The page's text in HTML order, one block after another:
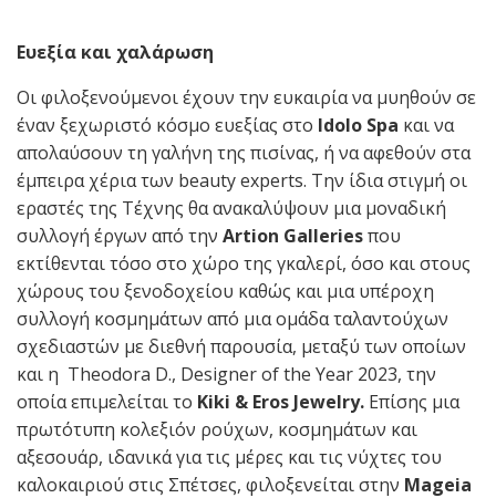
Ευεξία και χαλάρωση
Οι φιλοξενούμενοι έχουν την ευκαιρία να μυηθούν σε
έναν ξεχωριστό κόσμο ευεξίας στο Idolo Spa και να
απολαύσουν τη γαλήνη της πισίνας, ή να αφεθούν στα
έμπειρα χέρια των beauty experts. Την ίδια στιγμή οι
εραστές της Τέχνης θα ανακαλύψουν μια μοναδική
συλλογή έργων από την Artion Galleriesπου
εκτίθενται τόσο στο χώρο της γκαλερί, όσο και στους
χώρους του ξενοδοχείου καθώς και μια υπέροχη
συλλογή κοσμημάτων από μια ομάδα ταλαντούχων
σχεδιαστών με διεθνή παρουσία, μεταξύ των οποίων
και η Theodora D., Designer of the Year 2023, την
οποία επιμελείται το Kiki & Eros Jewelry. Επίσης μια
πρωτότυπη κολεξιόν ρούχων, κοσμημάτων και
αξεσουάρ, ιδανικά για τις μέρες και τις νύχτες του
καλοκαιριού στις Σπέτσες, φιλοξενείται στην Mageia